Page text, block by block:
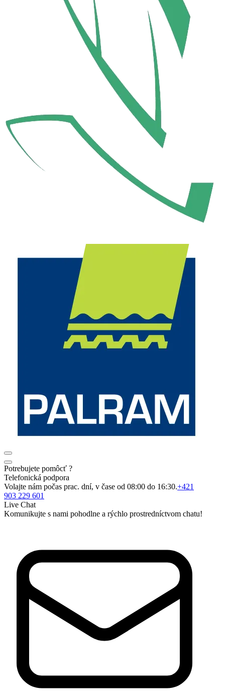
Potrebujete pomôcť ?
Telefonická podpora
Volajte nám počas prac. dní, v čase od 08:00 do 16:30.+421
903 229 601
Live Chat
Komunikujte s nami pohodlne a rýchlo prostredníctvom chatu!